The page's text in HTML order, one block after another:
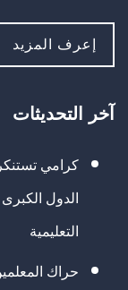
إعرف المزيد
آخر التحديثات
كرامي
الدول
التعليمية
حراك